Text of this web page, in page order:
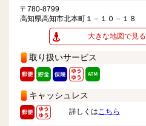
〒780-8799
高知県高知市北本町１－１０－１８
大きな地図で見る
取り扱いサービス
キャッシュレス
詳しくはこちら